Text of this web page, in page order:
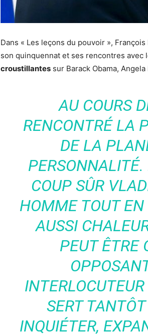
Dans « Les leçons du pouvoir »,
son quinquennat et ses rencontres avec
croustillantes sur Barack Obama,
AU COURS
RENCONTRÉ LA
DE LA
COUP SÛR
HOMME TOUT
AUSSI
PEUT ÊTRE
SERT
INQUIÉTER,